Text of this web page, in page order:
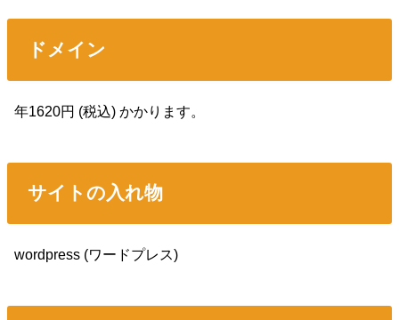
ドメイン
年1620円 (税込) かかります。
サイトの入れ物
wordpress (ワードプレス)